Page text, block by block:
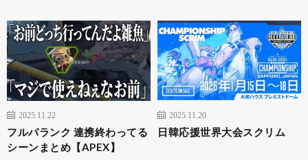
2025.11.22
フルパランク 連携終わってる
シーンまとめ【APEX】
2025.11.20
日韓応援世界大会スクリム